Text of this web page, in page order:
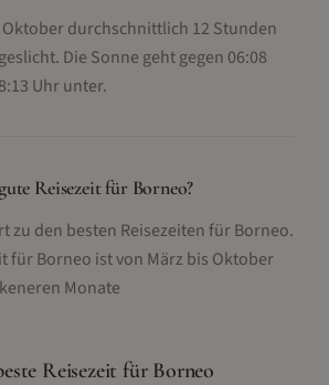
durchschnittlich 12 Stunden
Die Sonne geht gegen 06:08
Uhr unter.
Reisezeit für Borneo?
zu den besten Reisezeiten für Borneo.
für Borneo ist von März bis Oktober
Monate
Reisezeit für Borneo